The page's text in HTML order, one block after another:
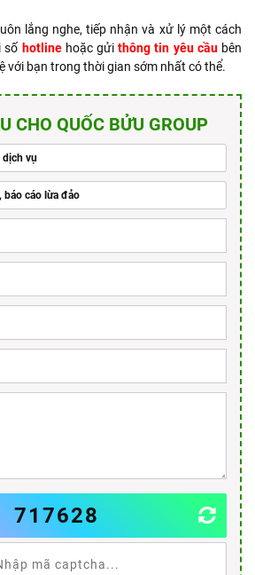
lắng nghe, tiếp nhận và xử lý một cách
số hotlinehoặc gửithông tin yêu cầubên
với bạn trong thời gian sớm nhất có thể.
CHO QUỐC BỬU GROUP
dịch vụ
báo cáo lừa đảo
717628